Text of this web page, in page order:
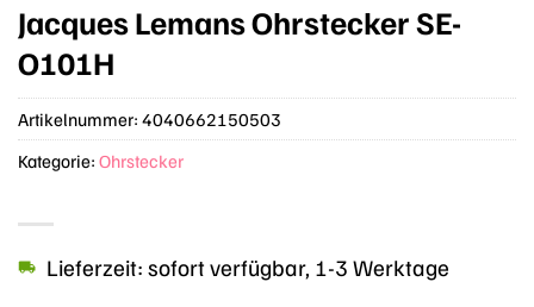
Jacques Lemans Ohrstecker SE-
O101H
Lieferzeit: sofort verfügbar, 1-3 Werktage
Artikelnummer: 4040662150503
Kategorie: Ohrstecker